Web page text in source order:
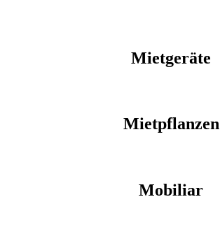
Mietgeräte
Mietpflanzen
Mobiliar